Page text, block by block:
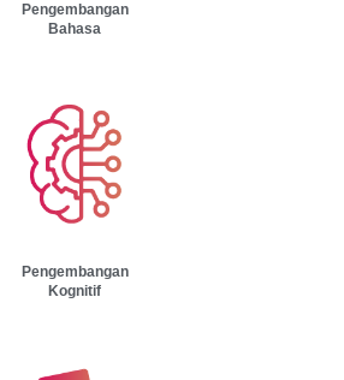
Pengembangan
Bahasa
Pengembangan
Kognitif